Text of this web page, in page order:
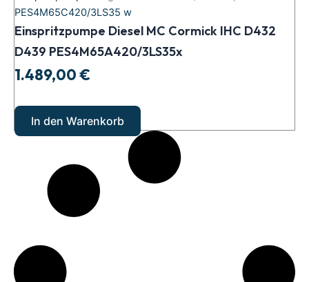
PES4M65C420/3LS35 w
Einspritzpumpe Diesel MC Cormick IHC D432
D439 PES4M65A420/3LS35x
1.489,00€
IHC
D432
D439
PES4M65A420/3LS35x
Menge
In den Warenkorb